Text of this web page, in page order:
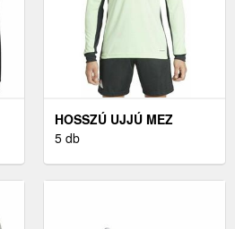
HOSSZÚ UJJÚ MEZ
ADIDAS REF 24 JSY LS
5 db